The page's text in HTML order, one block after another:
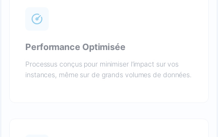
Performance Optimisée
Processus conçus pour minimiser l’impact sur vos
instances, même sur de grands volumes de données.